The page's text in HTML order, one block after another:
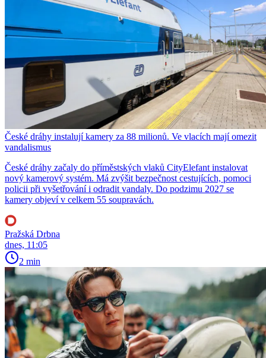
České dráhy instalují kamery za 88 milionů. Ve vlacích mají omezit
vandalismus
České dráhy začaly do příměstských vlaků CityElefant instalovat
nový kamerový systém. Má zvýšit bezpečnost cestujících, pomoci
policii při vyšetřování i odradit vandaly. Do podzimu 2027 se
kamery objeví v celkem 55 soupravách.
Pražská Drbna
dnes, 11:05
2 min